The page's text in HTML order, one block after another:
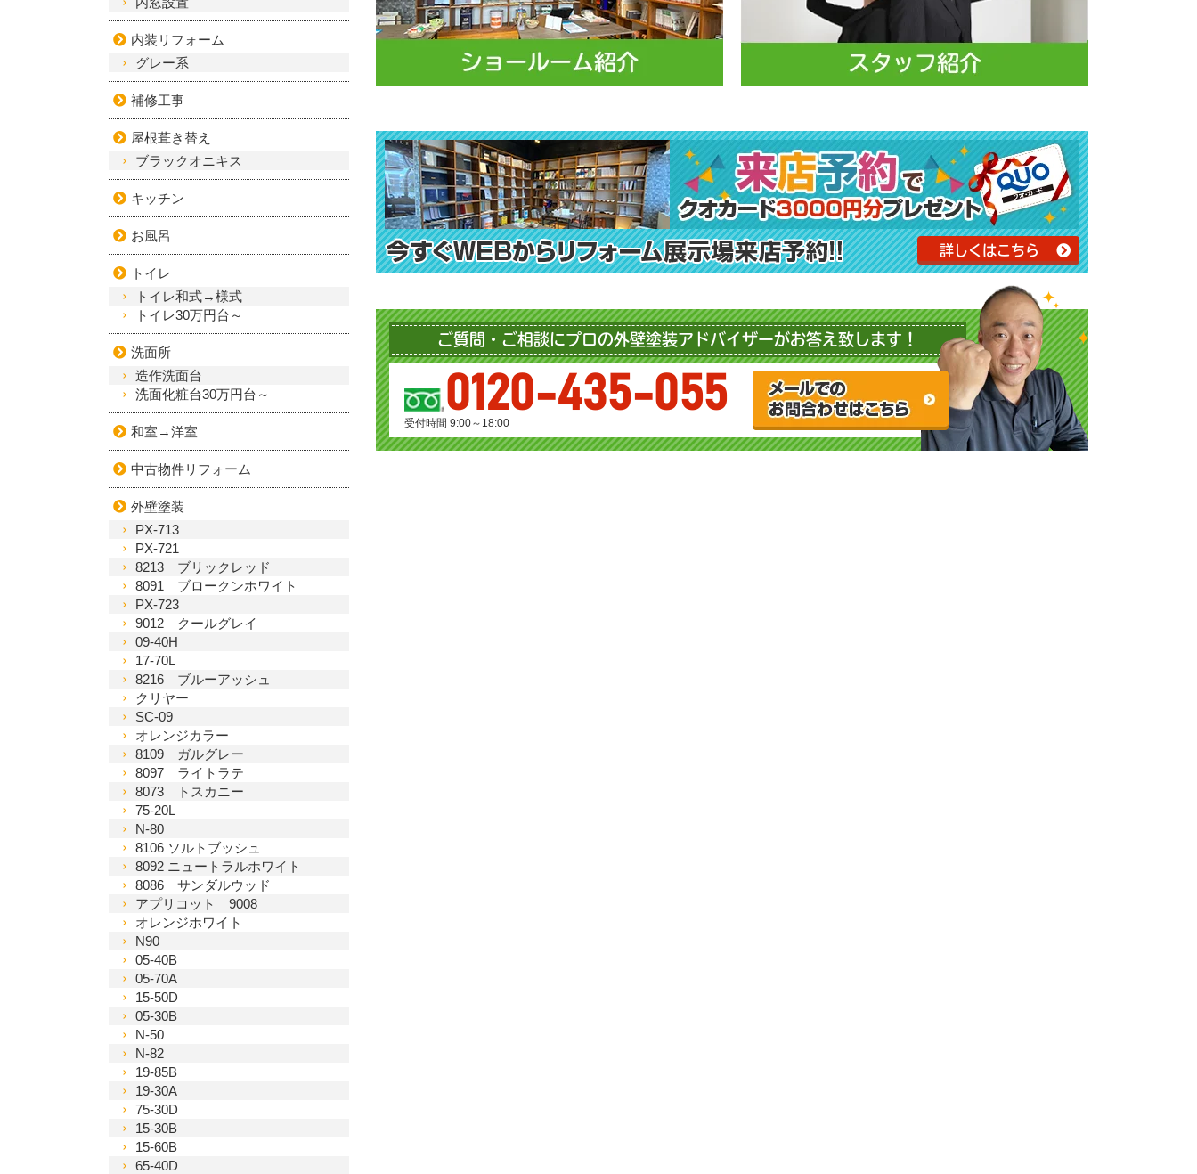
詳しくはこちら
ご質問・ご相談にプロの外壁塗装アドバイザーがお答え致します！
0120-435-055
受付時間 9:00～18:00
内装リフォーム
グレー系
補修工事
屋根葺き替え
ブラックオニキス
キッチン
お風呂
トイレ
トイレ和式→様式
トイレ30万円台～
洗面所
造作洗面台
洗面化粧台30万円台～
和室→洋室
中古物件リフォーム
外壁塗装
PX-713
PX-721
8213 ブリックレッド
8091 ブロークンホワイト
PX-723
9012 クールグレイ
09-40H
17-70L
8216 ブルーアッシュ
クリヤー
SC-09
オレンジカラー
8109 ガルグレー
8097 ライトラテ
8073 トスカニー
75-20L
N-80
8106 ソルトブッシュ
8092 ニュートラルホワイト
8086 サンダルウッド
アプリコット 9008
オレンジホワイト
N90
05-40B
05-70A
15-50D
05-30B
N-50
N-82
19-85B
19-30A
75-30D
15-30B
15-60B
65-40D